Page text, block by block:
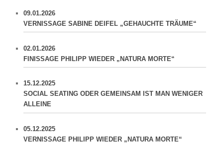
09.01.2026
VERNISSAGE SABINE DEIFEL „GEHAUCHTE TRÄUME“
02.01.2026
FINISSAGE PHILIPP WIEDER „NATURA MORTE“
15.12.2025
SOCIAL SEATING ODER GEMEINSAM IST MAN WENIGER
ALLEINE
05.12.2025
VERNISSAGE PHILIPP WIEDER „NATURA MORTE“